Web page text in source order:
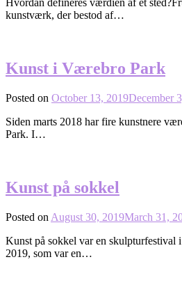
Hvordan defineres værdien af et
kunstværk, der bestod af…
Kunst i Værebro Park
Posted on October 13, 2019December
Siden marts 2018 har fire kunstnere
Park. I…
Kunst på sokkel
Posted on August 30, 2019March 31,
Kunst på sokkel var en skulpturfestival
2019, som var en…